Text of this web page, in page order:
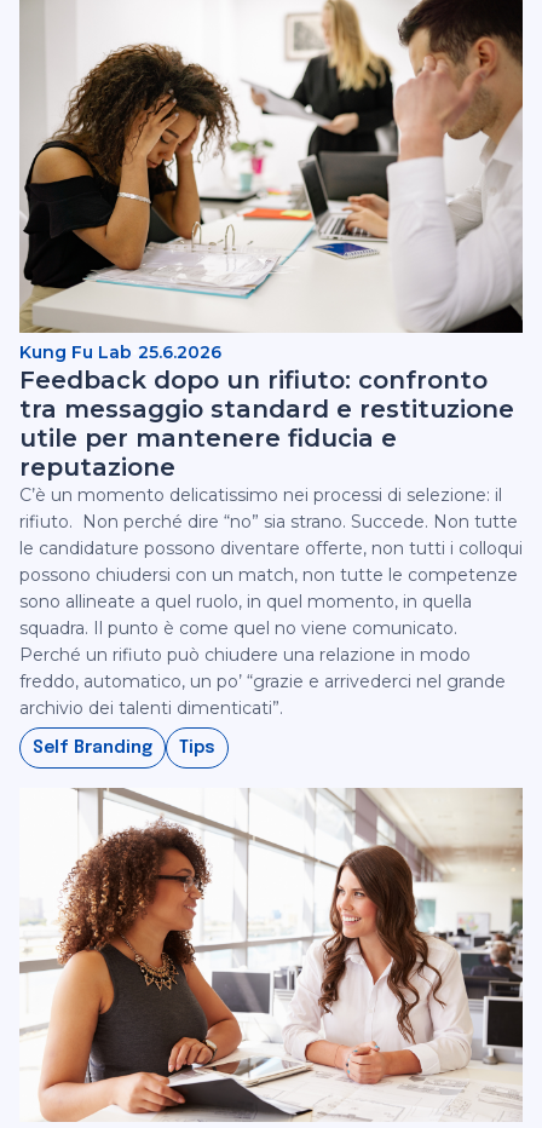
Kung Fu Lab 25.6.2026
Feedback dopo un rifiuto: confronto
tra messaggio standard e restituzione
utile per mantenere fiducia e
reputazione
C’è un momento delicatissimo nei processi di selezione: il
rifiuto. ‍ Non perché dire “no” sia strano. Succede. Non tutte
le candidature possono diventare offerte, non tutti i colloqui
possono chiudersi con un match, non tutte le competenze
sono allineate a quel ruolo, in quel momento, in quella
squadra. Il punto è come quel no viene comunicato.
Perché un rifiuto può chiudere una relazione in modo
freddo, automatico, un po’ “grazie e arrivederci nel grande
archivio dei talenti dimenticati”.
Self Branding Tips